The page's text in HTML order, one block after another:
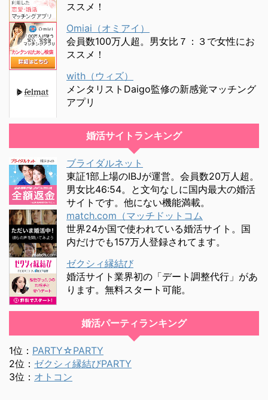
ススメ！
Omiai（オミアイ）
会員数100万人超。男女比７：３で女性にお
ススメ！
with（ウィズ）
メンタリストDaigo監修の新感覚マッチング
アプリ
婚活サイトランキング
ブライダルネット
東証1部上場のIBJが運営。会員数20万人超。
男女比46:54。と文句なしに国内最大の婚活
サイトです。他にない機能満載。
match.com（マッチドットコム
世界24か国で使われている婚活サイト。国
内だけでも157万人登録されてます。
ゼクシィ縁結び
婚活サイト業界初の「デート調整代行」があ
ります。無料スタート可能。
婚活パーティランキング
1位： PARTY☆PARTY
2位： ゼクシィ縁結びPARTY
3位： オトコン